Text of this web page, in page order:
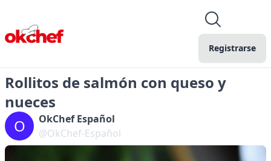
Registrarse
Rollitos de salmón con queso y
nueces
O
OkChef Español
@OkChef-Español